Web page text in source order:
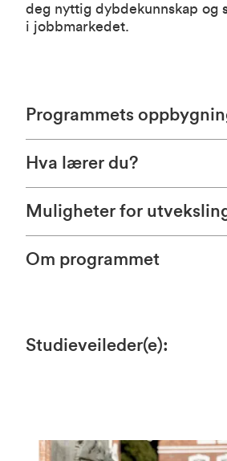
deg nyttig dybdekunnskap og
i jobbmarkedet.
Programmets
Hva lærer du?
Muligheter for
Om programmet
Studieveileder(e):